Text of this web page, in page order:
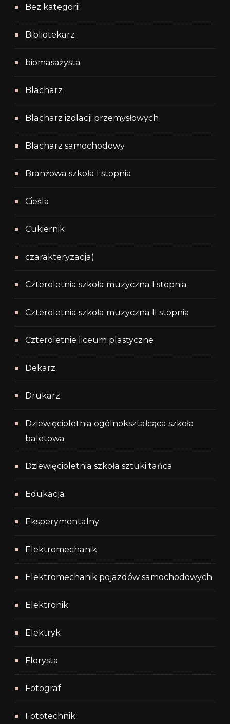
Bez kategorii
Bibliotekarz
biomasażysta
Blacharz
Blacharz izolacji przemysłowych
Blacharz samochodowy
Branżowa szkoła I stopnia
Cieśla
Cukiernik
czarakteryzacja)
Czteroletnia szkoła muzyczna I stopnia
Czteroletnia szkoła muzyczna II stopnia
Czteroletnie liceum plastyczne
Dekarz
Drukarz
Dziewięcioletnia ogólnokształcąca szkoła
baletowa
Dziewięcioletnia szkoła sztuki tańca
Edukacja
Eksperymentalny
Elektromechanik
Elektromechanik pojazdów samochodowych
Elektronik
Elektryk
Florysta
Fotograf
Fototechnik